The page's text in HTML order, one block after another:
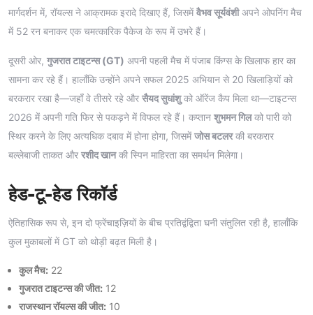
मार्गदर्शन में, रॉयल्स ने आक्रामक इरादे दिखाए हैं, जिसमेंवैभव सूर्यवंशीअपने ओपनिंग मैच
में 52 रन बनाकर एक चमत्कारिक पैकेज के रूप में उभरे हैं।
दूसरी ओर, गुजरात टाइटन्स (GT) अपनी पहली मैच में पंजाब किंग्स के खिलाफ हार का
सामना कर रहे हैं। हालाँकि उन्होंने अपने सफल 2025 अभियान से 20 खिलाड़ियों को
बरकरार रखा है—जहाँ वे तीसरे रहे और सैयद सुधांशुको ऑरेंज कैप मिला था—टाइटन्स
2026 में अपनी गति फिर से पकड़ने में विफल रहे हैं। कप्तान शुभमन गिलको पारी को
स्थिर करने के लिए अत्यधिक दबाव में होना होगा, जिसमेंजोस बटलरकी बरकरार
बल्लेबाजी ताकत और रशीद खानकी स्पिन माहिरता का समर्थन मिलेगा।
हेड-टू-हेड रिकॉर्ड
ऐतिहासिक रूप से, इन दो फ्रेंचाइज़ियों के बीच प्रतिद्वंद्विता घनी संतुलित रही है, हालाँकि
कुल मुकाबलों में GT को थोड़ी बढ़त मिली है।
कुल मैच: 22
गुजरात टाइटन्स की जीत: 12
राजस्थान रॉयल्स की जीत: 10